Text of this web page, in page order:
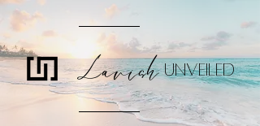
Lavish UNVEILED